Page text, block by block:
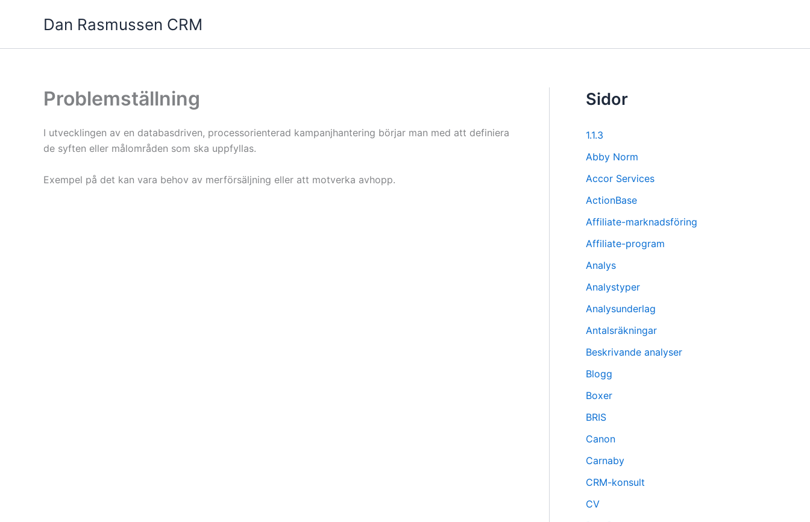
Dan Rasmussen CRM
Problemställning
I utvecklingen av en databasdriven, processorienterad kampanjhantering börjar man med att definiera
de syften eller målområden som ska uppfyllas.
Exempel på det kan vara behov av merförsäljning eller att motverka avhopp.
Sidor
1.1.3
Abby Norm
Accor Services
ActionBase
Affiliate-marknadsföring
Affiliate-program
Analys
Analystyper
Analysunderlag
Antalsräkningar
Beskrivande analyser
Blogg
Boxer
BRIS
Canon
Carnaby
CRM-konsult
CV